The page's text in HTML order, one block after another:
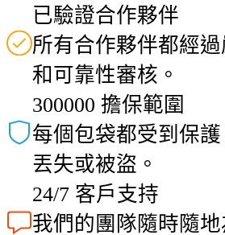
已驗證合作夥伴
所有合作夥伴都經
和可靠性審核。
300000 擔保範圍
每個包袋都受到保護
丟失或被盜。
24/7 客戶支持
我們的團隊隨時隨